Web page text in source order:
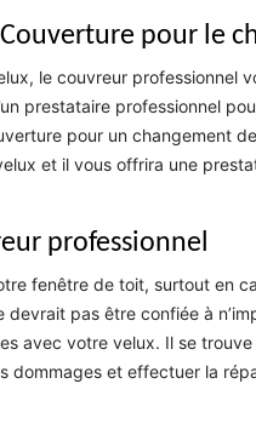
pour le
le couvreur professionnel
prestataire professionnel
pour un changement
et il vous offrira une
professionnel
fenêtre de toit, surtout en
pas être confiée à
avec votre velux. Il se
dommages et effectuer la